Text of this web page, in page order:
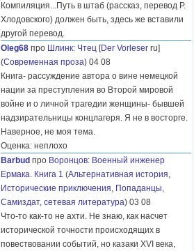
Компиляция...Путь в штаб (рассказ, перевод Р.
Хлодовского) должен быть, здесь же вставили
другой перевод.
Oleg68 про Шлинк: Чтец [Der Vorleser ru]
(Современная проза) 04 08
Книга- рассуждение автора о вине немецкой
нации за преступления во Второй мировой
войне и о личной трагедии женщины- бывшей
надзирательницы концлагеря. Я не в восторге.
Наверное, не моя тема.
Оценка: неплохо
Barbud про Воронцов: Военный инженер
Ермака. Книга 1 (Альтернативная история,
Исторические приключения, Попаданцы,
Самиздат, сетевая литература) 03 08
Что-то как-то не ахти. Не знаю, как насчет
исторической точности происходящих в
повествовании событий, но казаки XVI века,